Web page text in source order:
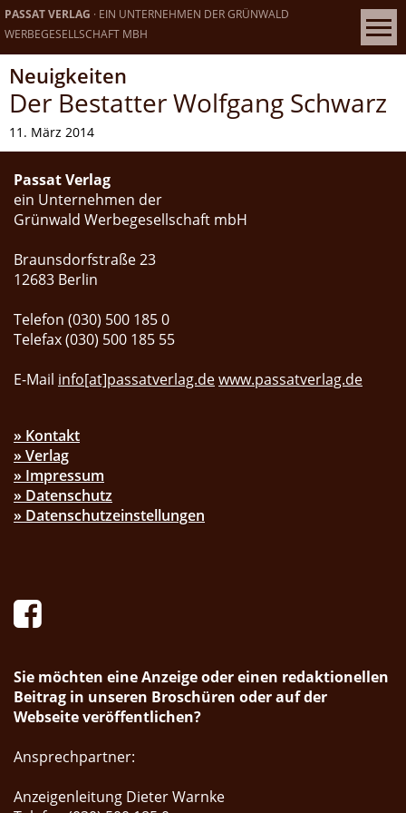
PASSAT VERLAG · EIN UNTERNEHMEN DER GRÜNWALD
WERBEGESELLSCHAFT MBH
Neuigkeiten
Der Bestatter Wolfgang Schwarz
11. März 2014
Passat Verlag
ein Unternehmen der
Grünwald Werbegesellschaft mbH
Braunsdorfstraße 23
12683 Berlin
Telefon (030) 500 185 0
Telefax (030) 500 185 55
E-Mail info[at]passatverlag.dewww.passatverlag.de
» Kontakt
» Verlag
» Impressum
» Datenschutz
» Datenschutzeinstellungen
Sie möchten eine Anzeige oder einen redaktionellen
Beitrag in unseren Broschüren oder auf der
Webseite veröffentlichen?
Ansprechpartner:
Anzeigenleitung Dieter Warnke